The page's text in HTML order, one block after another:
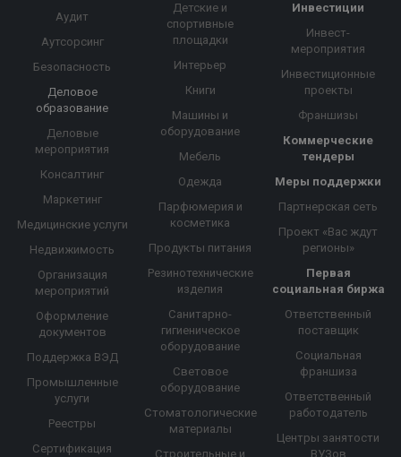
Аудит
Аутсорсинг
Безопасность
Деловое
образование
Деловые
мероприятия
Консалтинг
Маркетинг
Медицинские услуги
Недвижимость
Организация
мероприятий
Оформление
документов
Поддержка ВЭД
Промышленные
услуги
Реестры
Сертификация
Детские и
спортивные
площадки
Интерьер
Книги
Машины и
оборудование
Мебель
Одежда
Парфюмерия и
косметика
Продукты питания
Резинотехнические
изделия
Санитарно-
гигиеническое
оборудование
Световое
оборудование
Стоматологические
материалы
Строительные и
Инвестиции
Инвест-
мероприятия
Инвестиционные
проекты
Франшизы
Коммерческие
тендеры
Меры поддержки
Партнерская сеть
Проект «Вас ждут
регионы»
Первая
социальная биржа
Ответственный
поставщик
Социальная
франшиза
Ответственный
работодатель
Центры занятости
ВУЗов